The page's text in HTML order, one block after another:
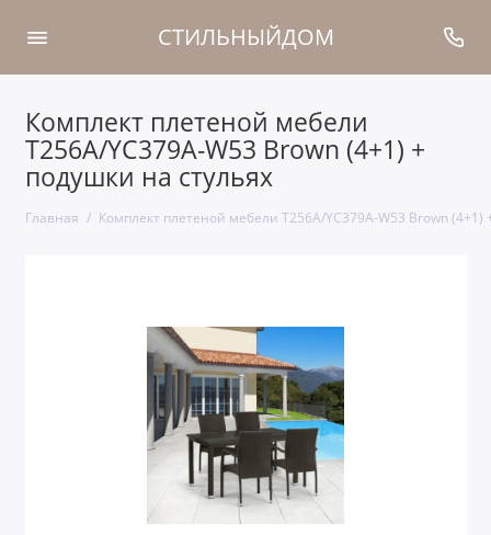
СТИЛЬНЫЙДОМ
Комплект плетеной мебели
T256A/YC379A-W53 Brown (4+1) +
подушки на стульях
Главная Комплект плетеной мебели T256A/YC379A-W53 Brown (4+1)